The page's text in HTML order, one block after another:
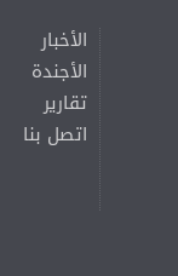
الأخبار
الأجندة
تقارير
اتصل بنا